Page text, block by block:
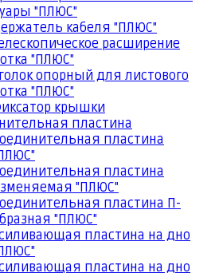
"ПЛЮС"
кабеля "ПЛЮС"
расширение
"ПЛЮС"
опорный для листового
"ПЛЮС"
крышки
пластина
пластина
пластина
"ПЛЮС"
пластина П-
"ПЛЮС"
пластина на дно
пластина на дно